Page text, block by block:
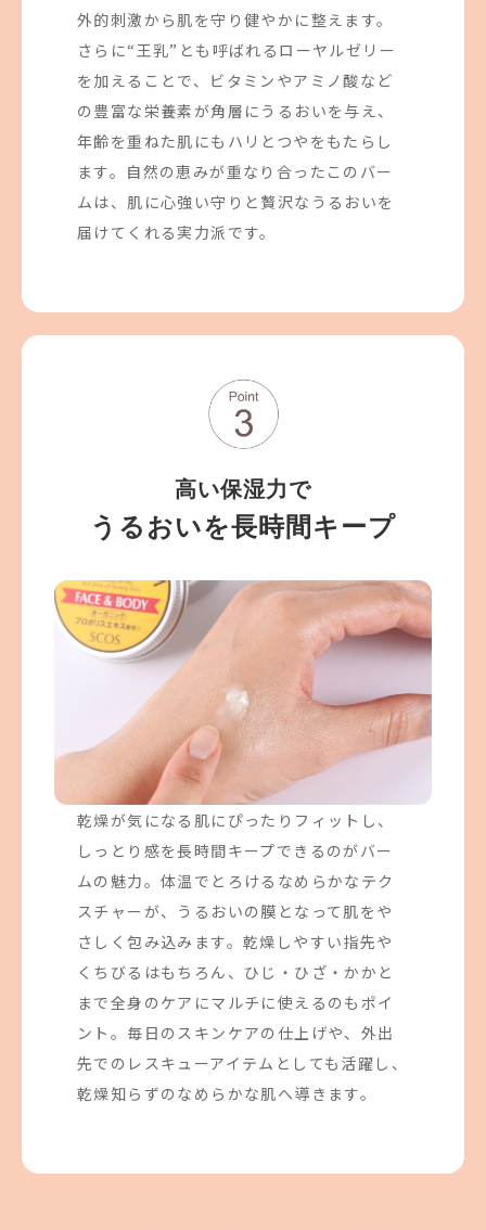
外的刺激から肌を守り健やかに整えます。
さらに“王乳”とも呼ばれるローヤルゼリー
を加えることで、ビタミンやアミノ酸など
の豊富な栄養素が角層にうるおいを与え、
年齢を重ねた肌にもハリとつやをもたらし
ます。自然の恵みが重なり合ったこのバー
ムは、肌に心強い守りと贅沢なうるおいを
届けてくれる実力派です。
高い保湿力で
うるおいを長時間キープ
乾燥が気になる肌にぴったりフィットし、
しっとり感を長時間キープできるのがバー
ムの魅力。体温でとろけるなめらかなテク
スチャーが、うるおいの膜となって肌をや
さしく包み込みます。乾燥しやすい指先や
くちびるはもちろん、ひじ・ひざ・かかと
まで全身のケアにマルチに使えるのもポイ
ント。毎日のスキンケアの仕上げや、外出
先でのレスキューアイテムとしても活躍し、
乾燥知らずのなめらかな肌へ導きます。